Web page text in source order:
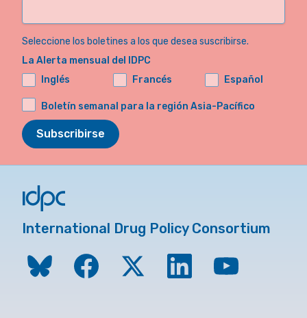
Seleccione los boletines a los que desea suscribirse.
La Alerta mensual del IDPC
Inglés
Francés Español
Boletín semanal para la región Asia-Pacífico
Subscribirse
International Drug Policy Consortium